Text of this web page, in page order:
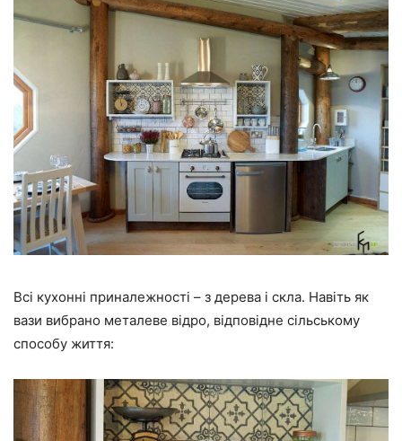
Всі кухонні приналежності – з дерева і скла. Навіть як
вази вибрано металеве відро, відповідне сільському
способу життя: